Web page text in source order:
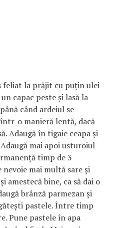
feliat la prăjit cu puţin ulei
capac peste şi lasă la
când ardeiul se
o manieră lentă, dacă
Adaugă în tigaie ceapa şi
mai apoi usturoiul
timp de 3
nevoie mai multă sare şi
amestecă bine, ca să dai o
brânză parmezan şi
pastele. Între timp
Pune pastele în apa